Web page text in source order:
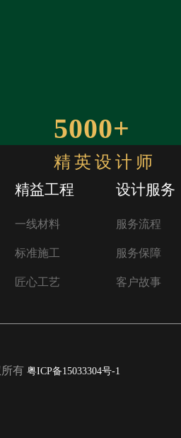
5000+
精英设计师
精益工程
一线材料
标准施工
匠心工艺
设计服务
服务流程
服务保障
客户故事
有 粤ICP备15033304号-1